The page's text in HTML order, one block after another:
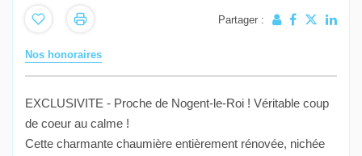
Partager :
Nos honoraires
EXCLUSIVITE - Proche de Nogent-le-Roi ! Véritable coup
de coeur au calme !
Cette charmante chaumière entièrement rénovée, nichée